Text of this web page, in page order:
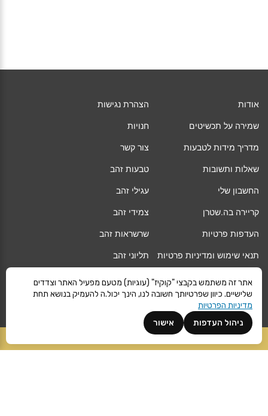
אודות
שמירה על תכשיטים
מדריך מידות לטבעות
שאלות ותשובות
החשבון שלי
קריירה בה.שטרן
העדפות פרטיות
תנאי שימוש ומדיניות פרטיות
החלפה/החזרה/ביטול עסקה
אחריות
משלוחים
הצהרת נגישות
חנויות
צור קשר
טבעות זהב
עגילי זהב
צמידי זהב
שרשראות זהב
תליוני זהב
גיפט קארד
מגזין
Vogue
קרא עוד
אתר זה משתמש בקבצי "קוקיז" (עוגיות) מטעם מפעיל האתר וצדדים
שלישיים. כיוון שפרטיותך חשובה לנו, הינך יכול.ה להעמיק בנושא תחת
מדיניות הפרטיות
אישור
ניהול העדפות